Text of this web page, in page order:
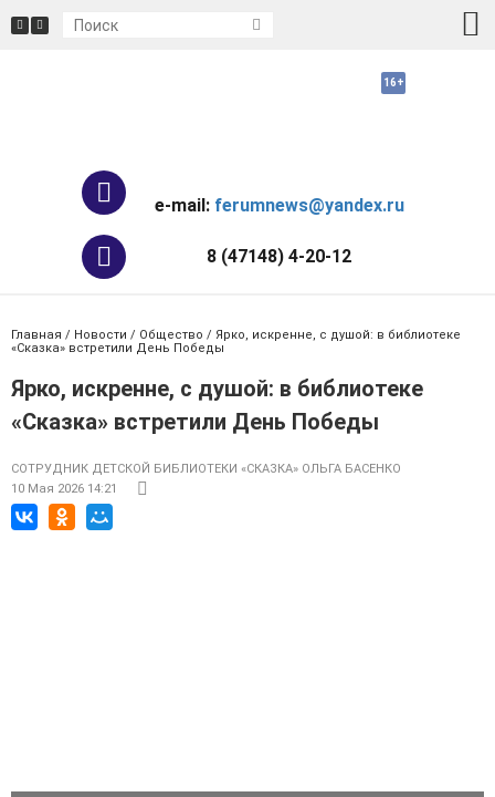
e-mail: ferumnews@yandex.ru
8 (47148) 4-20-12
Главная / Новости / Общество / Ярко, искренне, с душой: в библиотеке
«Сказка» встретили День Победы
Ярко, искренне, с душой: в библиотеке
«Сказка» встретили День Победы
СОТРУДНИК ДЕТСКОЙ БИБЛИОТЕКИ «СКАЗКА» ОЛЬГА БАСЕНКО
10 Мая 2026 14:21